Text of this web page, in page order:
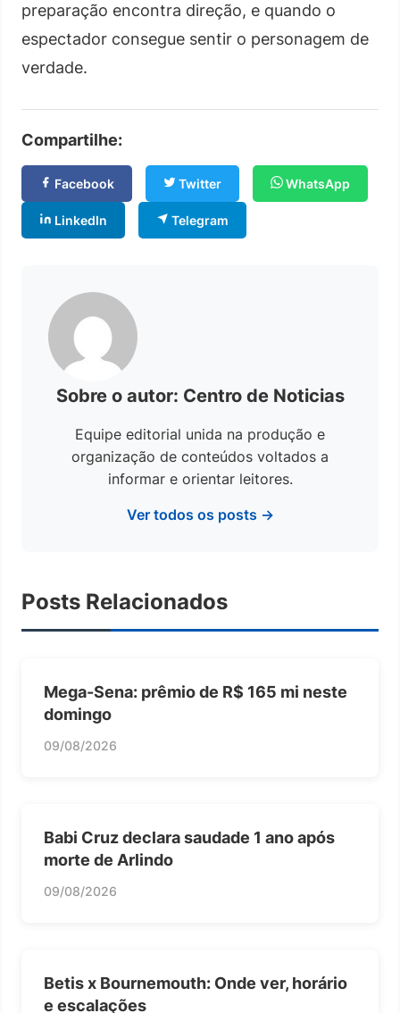
preparação encontra direção, e quando o
espectador consegue sentir o personagem de
verdade.
Compartilhe:
Facebook Twitter WhatsApp
LinkedIn Telegram
Sobre o autor: Centro de Noticias
Equipe editorial unida na produção e
organização de conteúdos voltados a
informar e orientar leitores.
Ver todos os posts →
Posts Relacionados
Mega-Sena: prêmio de R$ 165 mi neste
domingo
09/08/2026
Babi Cruz declara saudade 1 ano após
morte de Arlindo
09/08/2026
Betis x Bournemouth: Onde ver, horário
e escalações